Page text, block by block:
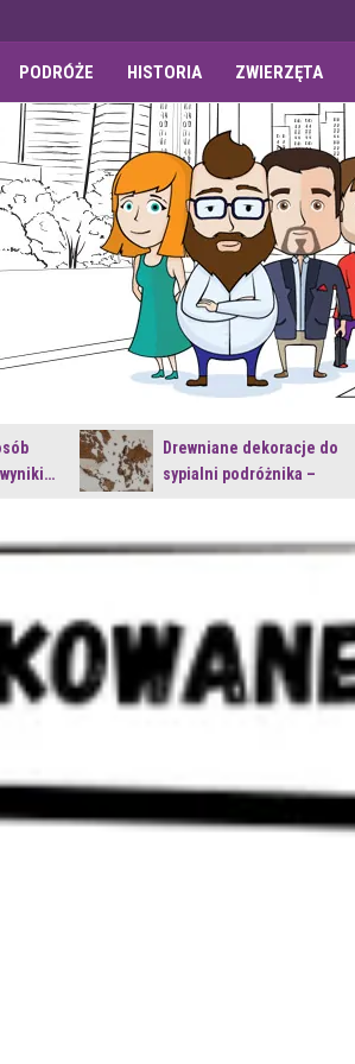
PODRÓŻE HISTORIA ZWIERZĘTA
Drewniane dekoracje do
sypialni podróżnika –